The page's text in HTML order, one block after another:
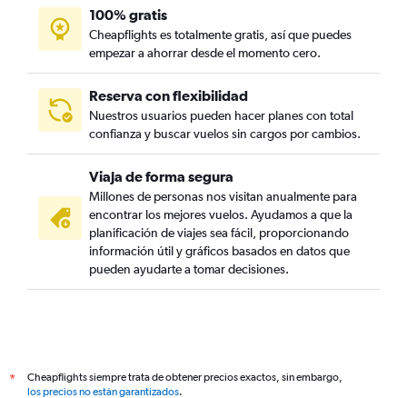
100% gratis
Cheapflights es totalmente gratis, así que puedes
empezar a ahorrar desde el momento cero.
Reserva con flexibilidad
Nuestros usuarios pueden hacer planes con total
confianza y buscar vuelos sin cargos por cambios.
Viaja de forma segura
Millones de personas nos visitan anualmente para
encontrar los mejores vuelos. Ayudamos a que la
planificación de viajes sea fácil, proporcionando
información útil y gráficos basados en datos que
pueden ayudarte a tomar decisiones.
*
Cheapflights siempre trata de obtener precios exactos, sin embargo,
los precios no están garantizados.